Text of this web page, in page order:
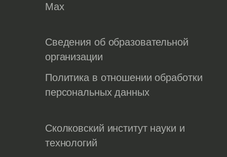
Max
Сведения об образовательной
организации
Политика в отношении обработки
персональных данных
Сколковский институт науки и
технологий